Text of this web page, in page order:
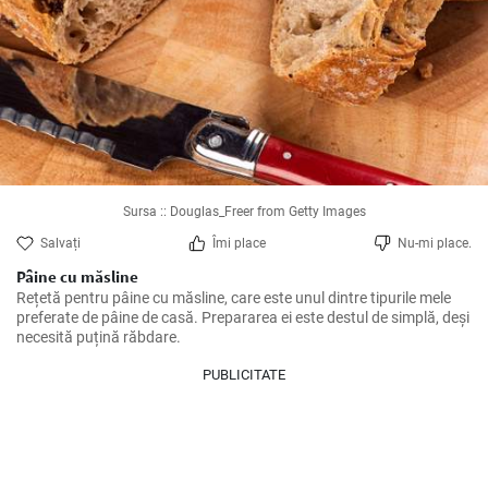
Sursa :: Douglas_Freer from Getty Images
Salvați Îmi place Nu-mi place.
Pâine cu măsline
Rețetă pentru pâine cu măsline, care este unul dintre tipurile mele
preferate de pâine de casă. Prepararea ei este destul de simplă, deși
necesită puțină răbdare.
PUBLICITATE